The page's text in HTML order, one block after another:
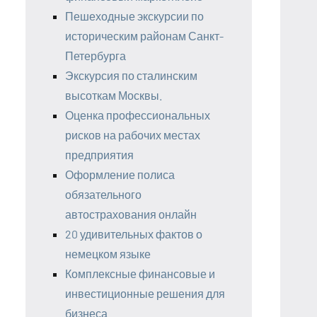
Пешеходные экскурсии по
историческим районам Санкт-
Петербурга
Экскурсия по сталинским
высоткам Москвы.
Оценка профессиональных
рисков на рабочих местах
предприятия
Оформление полиса
обязательного
автострахования онлайн
20 удивительных фактов о
немецком языке
Комплексные финансовые и
инвестиционные решения для
бизнеса